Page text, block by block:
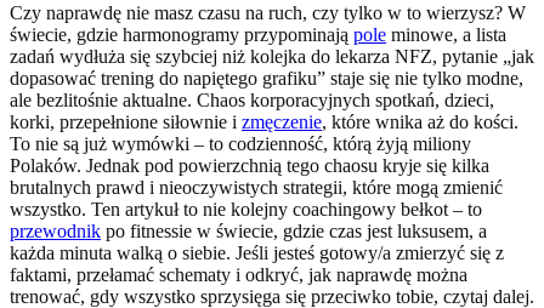
Czy naprawdę nie masz czasu na ruch, czy tylko w to wierzysz? W
świecie, gdzie harmonogramy przypominają pole minowe, a lista
zadań wydłuża się szybciej niż kolejka do lekarza NFZ, pytanie „jak
dopasować trening do napiętego grafiku” staje się nie tylko modne,
ale bezlitośnie aktualne. Chaos korporacyjnych spotkań, dzieci,
korki, przepełnione siłownie i zmęczenie, które wnika aż do kości.
To nie są już wymówki – to codzienność, którą żyją miliony
Polaków. Jednak pod powierzchnią tego chaosu kryje się kilka
brutalnych prawd i nieoczywistych strategii, które mogą zmienić
wszystko. Ten artykuł to nie kolejny coachingowy bełkot – to
przewodnik po fitnessie w świecie, gdzie czas jest luksusem, a
każda minuta walką o siebie. Jeśli jesteś gotowy/a zmierzyć się z
faktami, przełamać schematy i odkryć, jak naprawdę można
trenować, gdy wszystko sprzysięga się przeciwko tobie, czytaj dalej.